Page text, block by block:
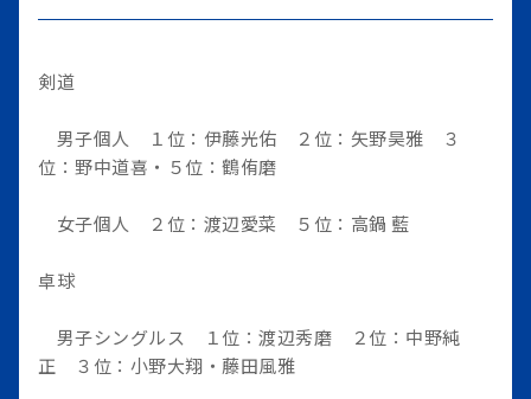
剣道
男子個人 １位：伊藤光佑 ２位：矢野昊雅 ３
位：野中道喜・５位：鶴侑磨
女子個人 ２位：渡辺愛菜 ５位：高鍋 藍
卓球
男子シングルス １位：渡辺秀磨 ２位：中野純
正 ３位：小野大翔・藤田風雅